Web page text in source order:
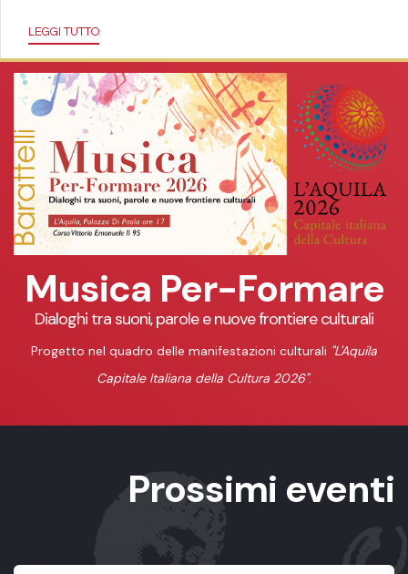
LEGGI TUTTO
Musica Per-Formare
Dialoghi tra suoni, parole e nuove frontiere culturali
Progetto nel quadro delle manifestazioni culturali "L'Aquila
Capitale Italiana della Cultura 2026".
Prossimi eventi